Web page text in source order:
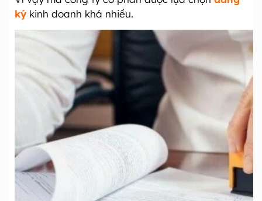
ký kinh doanh khá nhiều.